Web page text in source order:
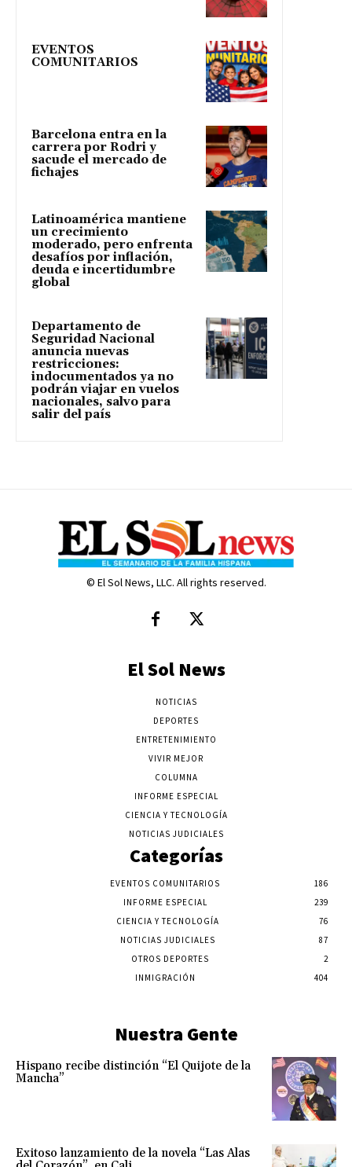
EVENTOS
COMUNITARIOS
Barcelona entra en la
carrera por Rodri y
sacude el mercado de
fichajes
Latinoamérica mantiene
un crecimiento
moderado, pero enfrenta
desafíos por inflación,
deuda e incertidumbre
global
Departamento de
Seguridad Nacional
anuncia nuevas
restricciones:
indocumentados ya no
podrán viajar en vuelos
nacionales, salvo para
salir del país
© El Sol News, LLC. All rights reserved.
El Sol News
NOTICIAS
DEPORTES
ENTRETENIMIENTO
VIVIR MEJOR
COLUMNA
INFORME ESPECIAL
CIENCIA Y TECNOLOGÍA
NOTICIAS JUDICIALES
Categorías
EVENTOS COMUNITARIOS
186
INFORME ESPECIAL
239
CIENCIA Y TECNOLOGÍA
76
NOTICIAS JUDICIALES
87
OTROS DEPORTES
2
INMIGRACIÓN
404
Nuestra Gente
Hispano recibe distinción “El Quijote de la
Mancha”
Exitoso lanzamiento de la novela “Las Alas